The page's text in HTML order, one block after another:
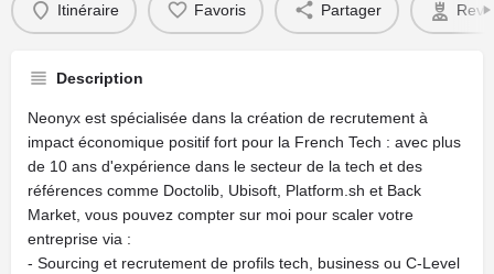
Itinéraire Favoris Partager
Description
Neonyx est spécialisée dans la création de recrutement à
impact économique positif fort pour la French Tech : avec plus
de 10 ans d'expérience dans le secteur de la tech et des
références comme Doctolib, Ubisoft, Platform.sh et Back
Market, vous pouvez compter sur moi pour scaler votre
entreprise via :
- Sourcing et recrutement de profils tech, business ou C-Level